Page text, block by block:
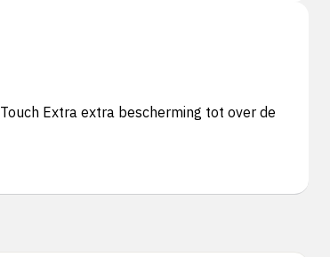
Extra extra bescherming tot over de